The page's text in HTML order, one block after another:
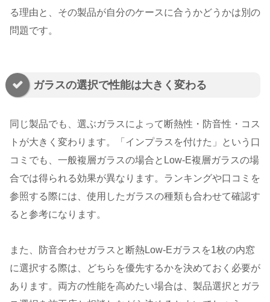
る理由と、その製品が自分のケースに合うかどうかは別の
問題です。
ガラスの選択で性能は大きく変わる
同じ製品でも、選ぶガラスによって断熱性・防音性・コス
トが大きく変わります。「インプラスを付けた」という口
コミでも、一般複層ガラスの場合とLow-E複層ガラスの場
合では得られる効果が異なります。ランキングや口コミを
参照する際には、使用したガラスの種類も合わせて確認す
ると参考になります。
また、防音合わせガラスと断熱Low-Eガラスを1枚の内窓
に選択する際は、どちらを優先するかを決めておく必要が
あります。両方の性能を高めたい場合は、製品選択とガラ